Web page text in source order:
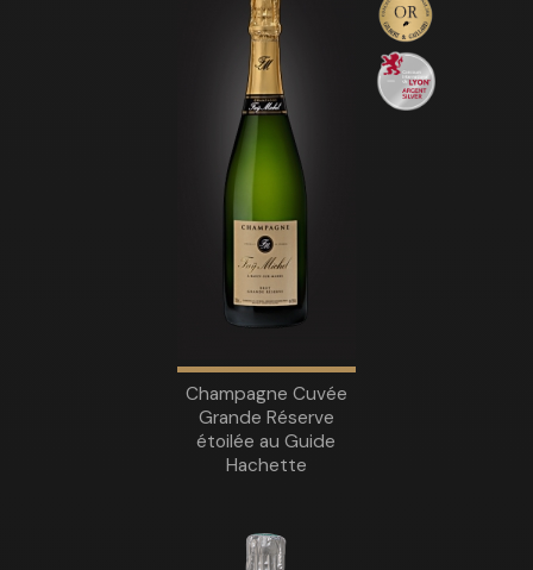
Champagne Cuvée
Grande Réserve
étoilée au Guide
Hachette